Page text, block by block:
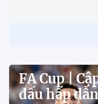
FA Cup |
đấu hấp